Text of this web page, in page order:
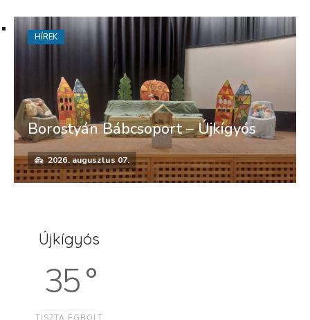
Borostyán Bábcsoport – Újkígyós
2026. augusztus 07.
HÍREK
Újkígyós
35 °